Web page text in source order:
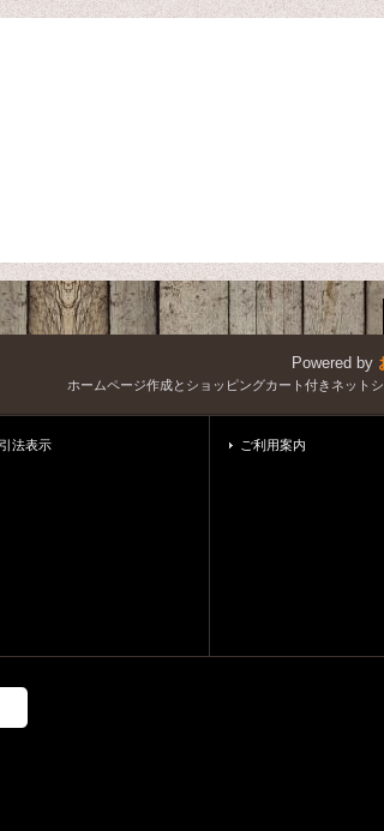
Powered by
ホームページ作成とショッピングカート付きネット
法表示 ご利用案内